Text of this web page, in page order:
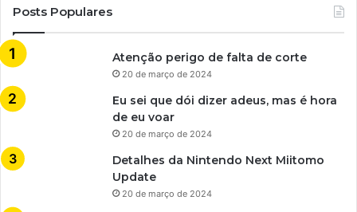
Posts Populares
Atenção perigo de falta de corte
20 de março de 2024
Eu sei que dói dizer adeus, mas é hora
de eu voar
20 de março de 2024
Detalhes da Nintendo Next Miitomo
Update
20 de março de 2024